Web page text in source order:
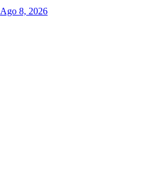
Ago 8, 2026